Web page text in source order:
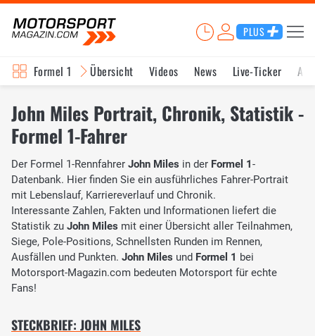
PLUS
Formel 1 Übersicht Videos News Live-Ticker
John Miles Portrait, Chronik, Statistik -
Formel 1-Fahrer
Der Formel 1-Rennfahrer John Miles in der Formel 1-
Datenbank. Hier finden Sie ein ausführliches Fahrer-Portrait
mit Lebenslauf, Karriereverlauf und Chronik.
Interessante Zahlen, Fakten und Informationen liefert die
Statistik zu John Miles mit einer Übersicht aller Teilnahmen,
Siege, Pole-Positions, Schnellsten Runden im Rennen,
Ausfällen und Punkten. John Miles und Formel 1 bei
Motorsport-Magazin.com bedeuten Motorsport für echte
Fans!
STECKBRIEF: JOHN MILES